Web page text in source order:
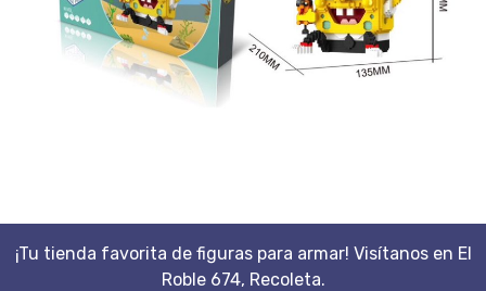
¡Tu tienda favorita de figuras para armar! Visítanos en El
Roble 674, Recoleta.